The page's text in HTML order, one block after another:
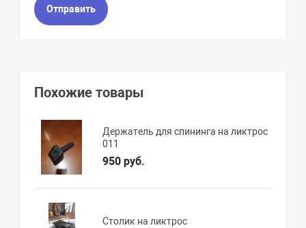
Отправить
Похожие товары
Держатель для спининга на ликтрос
011
950 руб.
Столик на ликтрос